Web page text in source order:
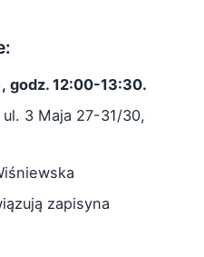
godz. 12:00-13:30.
ul. 3 Maja 27-31/30,
zapisyna